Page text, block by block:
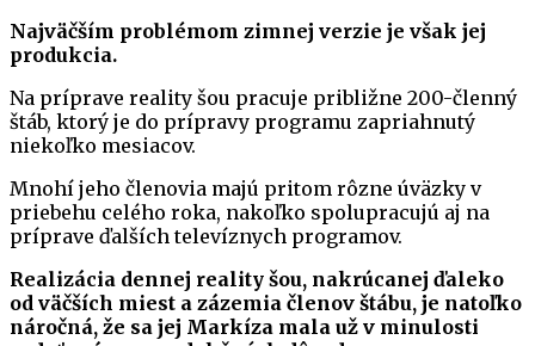
Najväčším problémom zimnej verzie je však jej
produkcia.
Na príprave reality šou pracuje približne 200-členný
štáb, ktorý je do prípravy programu zapriahnutý
niekoľko mesiacov.
Mnohí jeho členovia majú pritom rôzne úväzky v
priebehu celého roka, nakoľko spolupracujú aj na
príprave ďalších televíznych programov.
Realizácia dennej reality šou, nakrúcanej ďaleko
od väčších miest a zázemia členov štábu, je natoľko
náročná, že sa jej Markíza mala už v minulosti